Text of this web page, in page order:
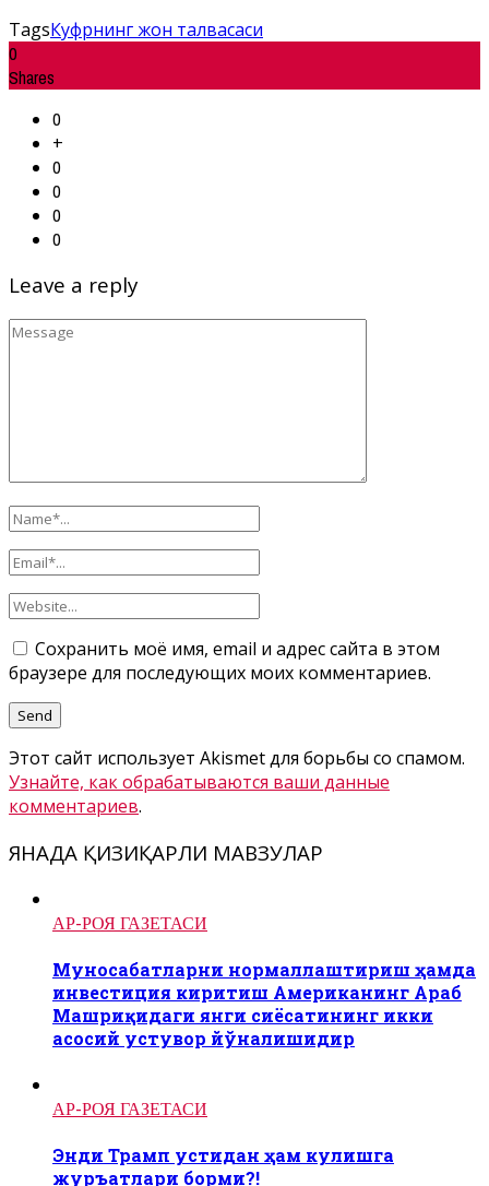
TagsКуфрнинг жон талвасаси
0
Shares
0
+
0
0
0
0
Leave a reply
Сохранить моё имя, email и адрес сайта в этом
браузере для последующих моих комментариев.
Этот сайт использует Akismet для борьбы со спамом.
Узнайте, как обрабатываются ваши данные
комментариев.
ЯНАДА ҚИЗИҚАРЛИ МАВЗУЛАР
АР-РОЯ ГАЗЕТАСИ
Муносабатларни нормаллаштириш ҳамда
инвестиция киритиш Американинг Араб
Машриқидаги янги сиёсатининг икки
асосий устувор йўналишидир
АР-РОЯ ГАЗЕТАСИ
Энди Трамп устидан ҳам кулишга
журъатлари борми?!